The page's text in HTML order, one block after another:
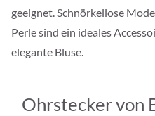
geeignet. Schnörkellose
Perle sind ein ideales
elegante Bluse.
Ohrstecker von